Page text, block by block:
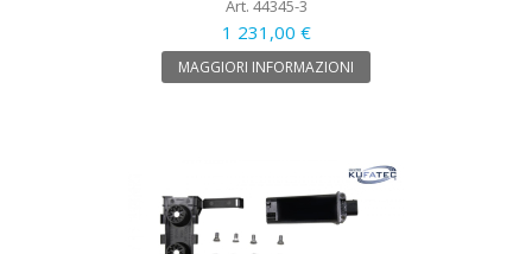
Art. 44345-3
1 231,00 €
MAGGIORI INFORMAZIONI